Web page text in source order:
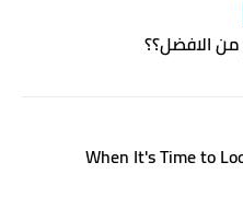
من الافضل؟؟
When It's Time to